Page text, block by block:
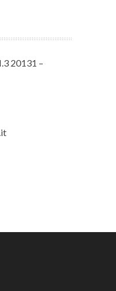
20131 –